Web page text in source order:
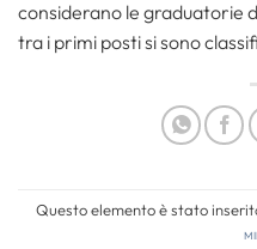
considerano le graduatorie
tra i primi posti si sono
Questo elemento è stato